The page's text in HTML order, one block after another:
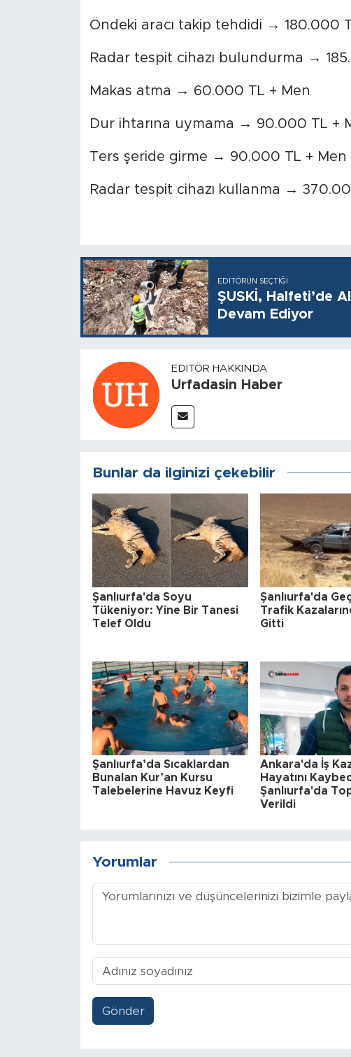
Öndeki aracı takip tehdidi → 180.000
Radar tespit cihazı bulundurma →
Makas atma → 60.000 TL + Men
Dur ihtarına uymama → 90.000 TL +
Ters şeride girme → 90.000 TL + Men
Radar tespit cihazı kullanma →
EDITÖRÜN SEÇTIĞI
ŞUSKİ, Halfeti’de
Devam Ediyor
EDITÖR HAKKINDA
Urfadasin Haber
Bunlar da ilginizi çekebilir
Şanlıurfa'da Soyu
Tükeniyor: Yine Bir Tanesi
Telef Oldu
Şanlıurfa'da
Trafik
Gitti
Şanlıurfa’da Sıcaklardan
Bunalan Kur’an Kursu
Talebelerine Havuz Keyfi
Ankara'da İş
Hayatını
Şanlıurfa'da
Verildi
Yorumlar
Gönder